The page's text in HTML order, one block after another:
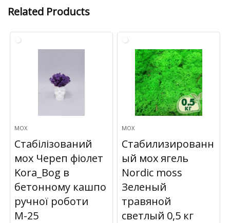
Related Products
МОХ
Стабілізований
мох Череп фіолет
Kora_Bog в
бетонному кашпо
ручної роботи
М-25
МОХ
Стабилизированн
ый мох ягель
Nordic moss
Зеленый
травяной
светлый 0,5 кг